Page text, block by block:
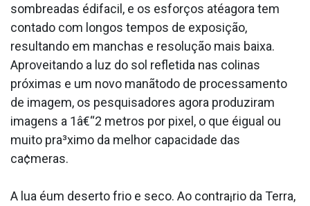
sombreadas édifa­cil, e os esforços atéagora tem
contado com longos tempos de exposição,
resultando em manchas e resolução mais baixa.
Aproveitando a luz do sol refletida nas colinas
próximas e um novo manãtodo de processamento
de imagem, os pesquisadores agora produziram
imagens a 1â€“2 metros por pixel, o que éigual ou
muito pra³ximo da melhor capacidade das
ca¢meras.
A lua éum deserto frio e seco. Ao contra¡rio da Terra,